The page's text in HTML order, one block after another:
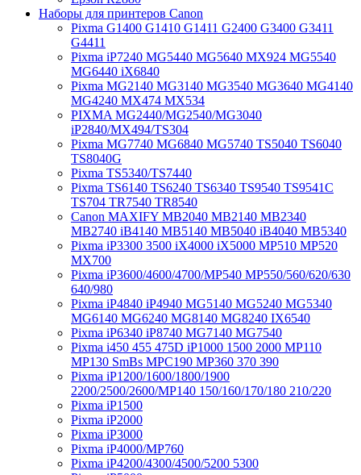
Наборы для принтеров Canon
Pixma G1400 G1410 G1411 G2400 G3400 G3411
G4411
Pixma iP7240 MG5440 MG5640 MX924 MG5540
MG6440 iX6840
Pixma MG2140 MG3140 MG3540 MG3640 MG4140
MG4240 MX474 MX534
PIXMA MG2440/MG2540/MG3040
iP2840/MX494/TS304
Pixma MG7740 MG6840 MG5740 TS5040 TS6040
TS8040G
Pixma TS5340/TS7440
Pixma TS6140 TS6240 TS6340 TS9540 TS9541C
TS704 TR7540 TR8540
Canon MAXIFY MB2040 MB2140 MB2340
MB2740 iB4140 MB5140 MB5040 iB4040 MB5340
Pixma iP3300 3500 iX4000 iX5000 MP510 MP520
MX700
Pixma iP3600/4600/4700/MP540 MP550/560/620/630
640/980
Pixma iP4840 iP4940 MG5140 MG5240 MG5340
MG6140 MG6240 MG8140 MG8240 IX6540
Pixma iP6340 iP8740 MG7140 MG7540
Pixma i450 455 475D iP1000 1500 2000 MP110
MP130 SmBs MPC190 MP360 370 390
Pixma iP1200/1600/1800/1900
2200/2500/2600/MP140 150/160/170/180 210/220
Pixma iP1500
Pixma iP2000
Pixma iP3000
Pixma iP4000/MP760
Pixma iP4200/4300/4500/5200 5300